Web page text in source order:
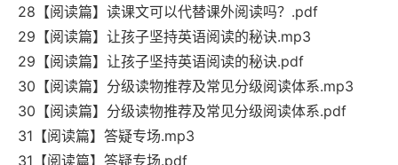
28【阅读篇】读课文可以代替课外阅读吗？.pdf
29【阅读篇】让孩子坚持英语阅读的秘诀.mp3
29【阅读篇】让孩子坚持英语阅读的秘诀.pdf
30【阅读篇】分级读物推荐及常见分级阅读体系.mp3
30【阅读篇】分级读物推荐及常见分级阅读体系.pdf
31【阅读篇】答疑专场.mp3
31【阅读篇】答疑专场.pdf